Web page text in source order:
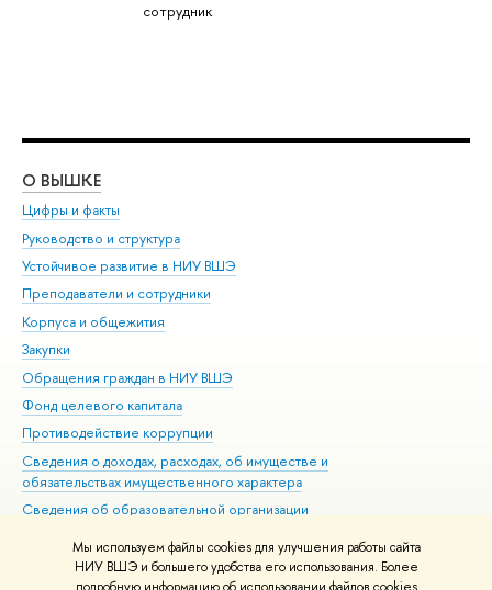
Мы используем файлы cookies для улучшения работы сайта
НИУ ВШЭ и большего удобства его использования. Более
сотрудник
О ВЫШКЕ
Цифры и факты
Руководство и структура
Устойчивое развитие в НИУ ВШЭ
Преподаватели и сотрудники
Корпуса и общежития
Закупки
Обращения граждан в НИУ ВШЭ
Фонд целевого капитала
Противодействие коррупции
Сведения о доходах, расходах, об имуществе и
обязательствах имущественного характера
Сведения об образовательной организации
Людям с ограниченными возможностями здоровья
Единая платежная страница